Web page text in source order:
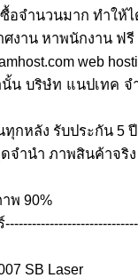
อจำนวนมาก ทำให้
งาน หาพนักงาน ฟรี
web
น บริษํท แนปเทค จ
หลัง รับประกัน 5 ปี
จำนำ ภาพสินค้าจริ
พ 90%
SB Laser